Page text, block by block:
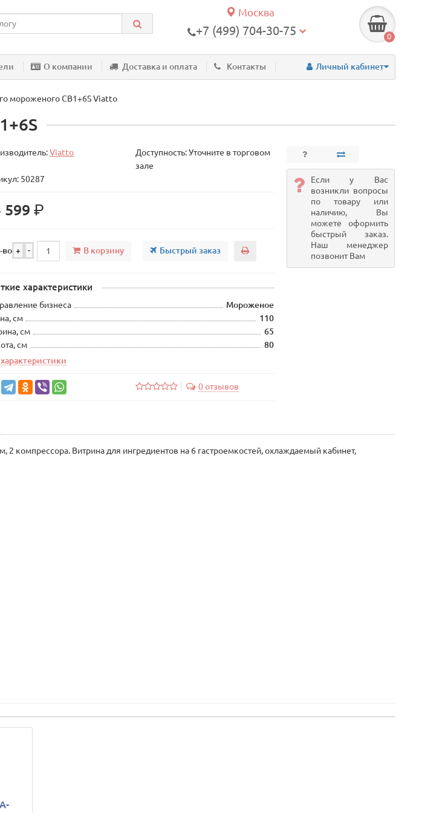
Москва
+7 (499) 704-30-75 0
О компании Доставка и оплата Контакты Личный кабинет
мороженого CB1+6S Viatto
Viatto
Доступность: Уточните в торговом
зале
50287
599р.
во + - В корзину Быстрый заказ
характеристики
бизнеса
Мороженое
см
110
см
65
см
80
0 отзывов
Если у Вас
возникли вопросы
по товару или
наличию, Вы
можете оформить
быстрый заказ.
Наш менеджер
позвонит Вам
компрессора. Витрина для ингредиентов на 6 гастроемкостей, охлаждаемый кабинет,